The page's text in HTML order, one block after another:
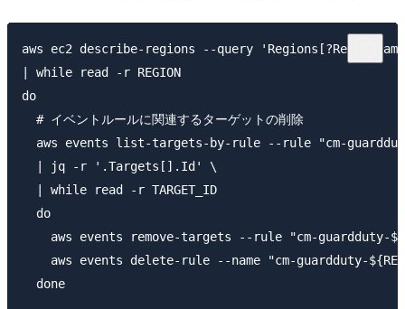
aws ec2 describe-regions --query
| while read -r REGION
do
  # イベントルールに関連するターゲットの削除
aws events list-targets-by-rule --rule "cm-
  | jq -r '.Targets[].Id' \
  | while read -r TARGET_ID
  do
aws events remove-targets --rule "cm-guardduty-
aws events delete-rule --name "cm-guardduty-
  done